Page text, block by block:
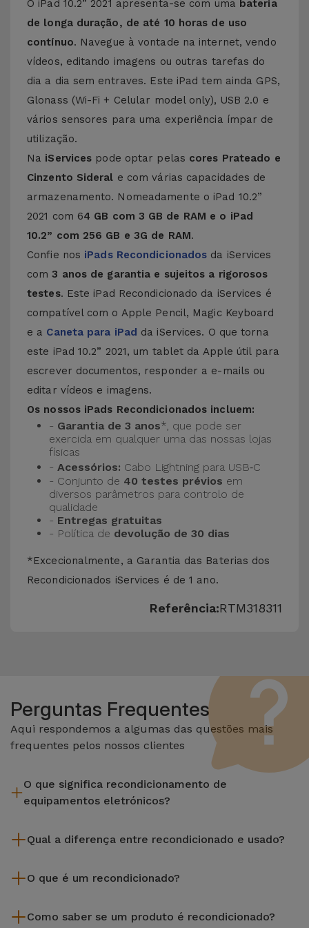
O iPad 10.2” 2021 apresenta-se com uma bateria
de longa duração, de até 10 horas de uso
contínuo. Navegue à vontade na internet, vendo
vídeos, editando imagens ou outras tarefas do
dia a dia sem entraves. Este iPad tem ainda GPS,
Glonass (Wi-Fi + Celular model only), USB 2.0 e
vários sensores para uma experiência ímpar de
utilização.
Na iServices pode optar pelas cores Prateado e
Cinzento Sideral e com várias capacidades de
armazenamento. Nomeadamente o iPad 10.2”
2021 com 64 GB com 3 GB de RAM e o iPad
10.2” com 256 GB e 3G de RAM.
Confie nos iPads Recondicionados da iServices
com3 anos de garantia e sujeitos a rigorosos
testes. Este iPad Recondicionado da iServices é
compatível com o Apple Pencil, Magic Keyboard
e a Caneta para iPad da iServices. O que torna
este iPad 10.2” 2021, um tablet da Apple útil para
escrever documentos, responder a e-mails ou
editar vídeos e imagens.
Os nossos iPads Recondicionados incluem:
- Garantia de 3 anos*, que pode ser
exercida em qualquer uma das nossas lojas
físicas
- Acessórios: Cabo Lightning para USB‑C
- Conjunto de 40 testes prévios em
diversos parâmetros para controlo de
qualidade
- Entregas gratuitas
- Política de devolução de 30 dias
*Excecionalmente, a Garantia das Baterias dos
Recondicionados iServices é de 1 ano.
Referência:RTM318311
Perguntas Frequentes
Aqui respondemos a algumas das questões mais
frequentes pelos nossos clientes
O que significa recondicionamento de
equipamentos eletrónicos?
limpeza sem esquecer a reparação de algum componente
recondicionados da Services passam por vários e rigorosos
Qual a diferença entre recondicionado e usado?
e preparados por técnicos especializados para assegurar o
usado, um equipamento recondicionado da iServices oferece
O que é um recondicionado?
que foi pouco ou nada utilizado. Pode ter sido expostos em
Como saber se um produto é recondicionado?